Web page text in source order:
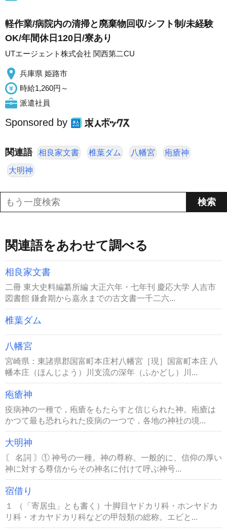
軽作業/病院内の清掃と廃棄物回収/シフト制/未経験
OK/年間休日120日/寮あり
UTエージェント株式会社 関西第二CU
兵庫県 姫路市
時給1,260円～
派遣社員
Sponsored by
関連語 相良家文書 椎葉ダム 八幡宮 疱瘡神
大明神
関連語をあわせて調べる
相良家文書
二冊 東大史料編纂所編 大正六年・七年刊 慶応大学 人吉市
図書館 鎌倉期から嘉永までの古文書一千二六...
椎葉ダム
八幡宮
宮崎県：東諸県郡国富町本庄村八幡宮［現］国富町本庄 八
幡本庄（ほんじよう）川支流の深年（ふかどし）川...
疱瘡神
疫病神の一種で，疱瘡をもたらすと信じられた神。疱瘡は
かつて最も恐れられた疫病の一つで，各地の神社の境...
大明神
〘 名詞 〙① 神号の一種。神の尊称。一般的に、信仰の厚い
神に対する尊信からその神名に付けて呼ぶ神号...
宿借り
１ （「寄居虫」とも書く）十脚目ヤドカリ科・ホンヤドカ
リ科・オカヤドカリ科などの甲殻類の総称。エビと...